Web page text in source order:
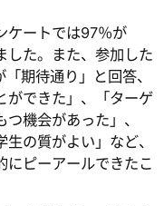
ケートでは97％が
した。また、参加した
期待通り」と回答、
ができた」、「ターゲ
機会があった」、
の質がよい」など、
にピーアールできたこ